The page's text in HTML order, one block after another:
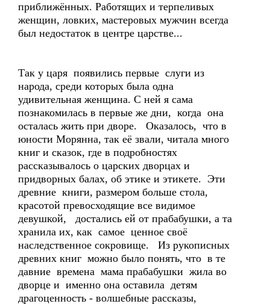
приближённых. Работящих и терпеливых
женщин, ловких, мастеровых мужчин всегда
был недостаток в центре царстве...
Так у царя появились первые слуги из
народа, среди которых была одна
удивительная женщина. С ней я сама
познакомилась в первые же дни, когда она
осталась жить при дворе. Оказалось, что в
юности Морянна, так её звали, читала много
книг и сказок, где в подробностях
рассказывалось о царских дворцах и
придворных балах, об этике и этикете. Эти
древние книги, размером больше стола,
красотой превосходящие все видимое
девушкой, достались ей от прабабушки, а та
хранила их, как самое ценное своё
наследственное сокровище. Из рукописных
древних книг можно было понять, что в те
давние времена мама прабабушки жила во
дворце и именно она оставила детям
драгоценность - волшебные рассказы,